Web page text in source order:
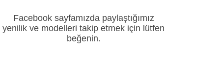
Facebook sayfamızda paylaştığımız
yenilik ve modelleri takip etmek için lütfen
beğenin.